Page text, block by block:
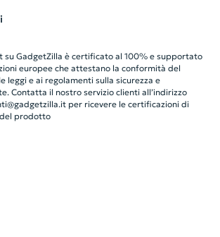
su GadgetZilla è certificato al 100% e supportato
europee che attestano la conformità del
leggi e ai regolamenti sulla sicurezza e
Contatta il nostro servizio clienti all’indirizzo
per ricevere le certificazioni di
prodotto